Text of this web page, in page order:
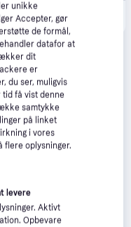
299 kr.
unikke
Accepter, gør
de formål,
datafor at
dit
er
du ser, muligvis
få vist denne
samtykke
på linket
i vores
flere oplysninger.
levere
Aktivt
Opbevare